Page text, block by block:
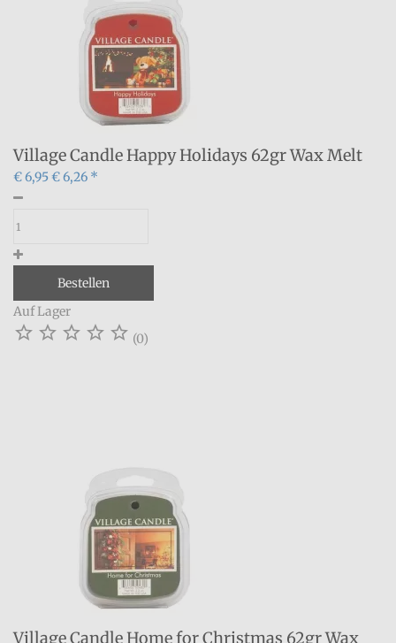
Village Candle Happy Holidays 62gr Wax Melt
€ 6,95€ 6,26 *
Bestellen
Auf Lager
     (0)
Village Candle Home for Christmas 62gr Wax